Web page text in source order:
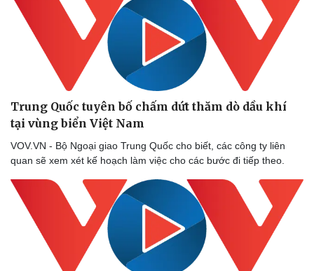
Bóng đá
Lịch thi đấu bóng đá
Thế giới thể thao
eSports
Ô tô
Tư vấn
Trung Quốc tuyên bố chấm dứt thăm dò dầu khí
tại vùng biển Việt Nam
VOV.VN - Bộ Ngoại giao Trung Quốc cho biết, các công ty liên
quan sẽ xem xét kế hoạch làm việc cho các bước đi tiếp theo.